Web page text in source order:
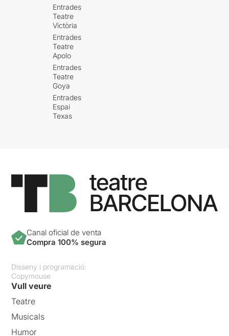
Entrades
Teatre
Victòria
Entrades
Teatre
Apolo
Entrades
Teatre
Goya
Entrades
Espai
Texas
Canal oficial de venta
Compra 100% segura
Disseny i programació:
Copymouse
Vull veure
Teatre
Musicals
Humor